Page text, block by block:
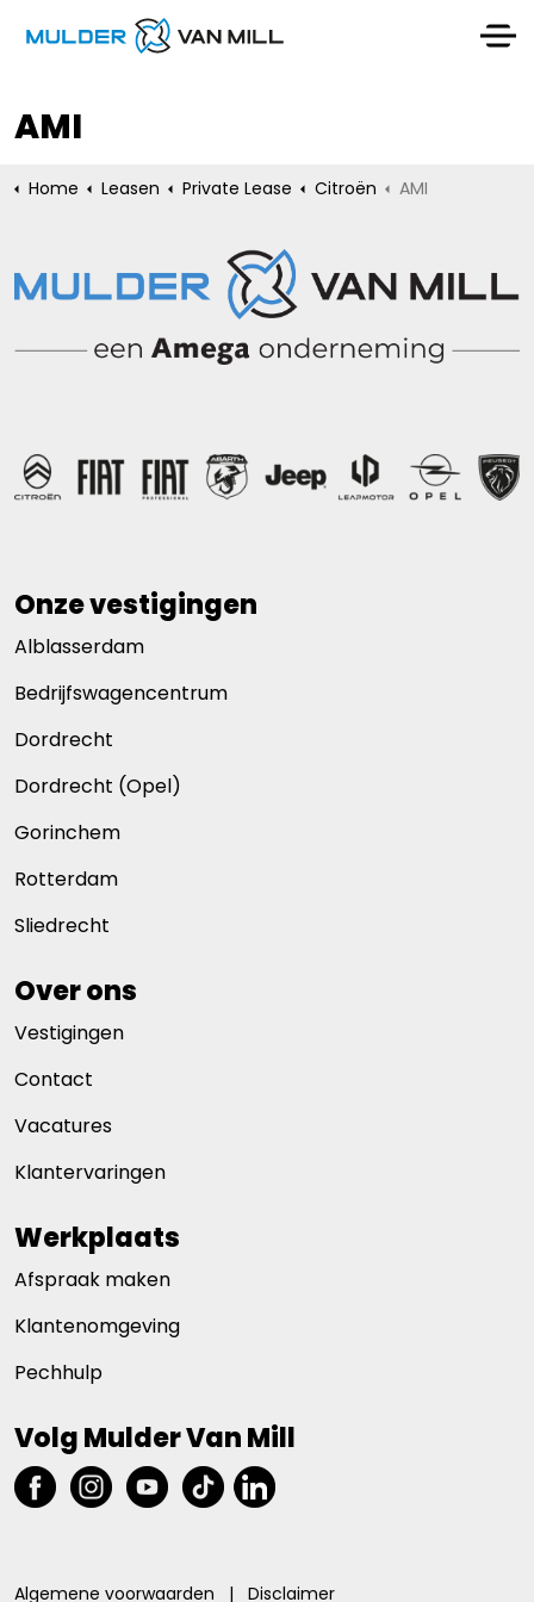
AMI
Home Leasen Private Lease Citroën AMI
Onze vestigingen
Alblasserdam
Bedrijfswagencentrum
Dordrecht
Dordrecht (Opel)
Gorinchem
Rotterdam
Sliedrecht
Over ons
Vestigingen
Contact
Vacatures
Klantervaringen
Werkplaats
Afspraak maken
Klantenomgeving
Pechhulp
Volg Mulder Van Mill
Algemene voorwaarden |Disclaimer